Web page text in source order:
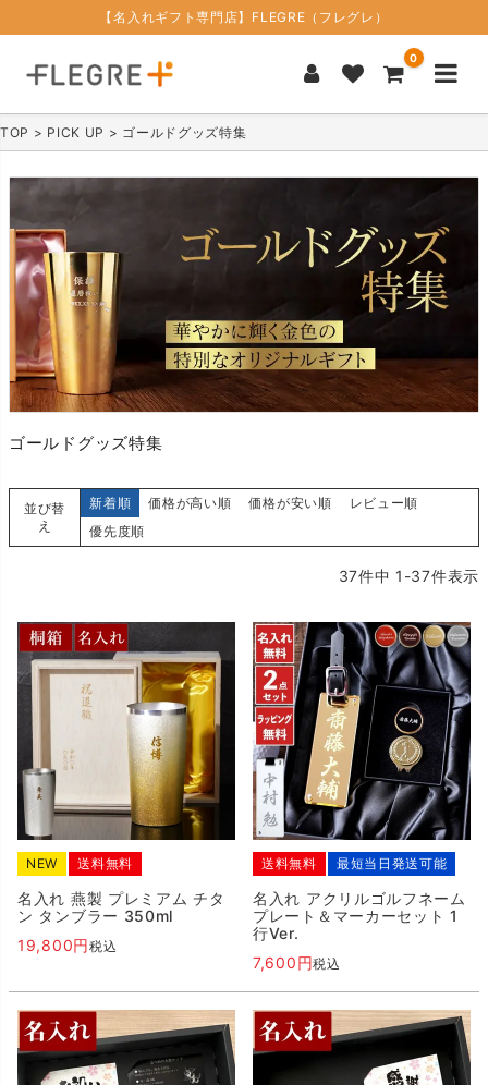
【名入れギフト専門店】FLEGRE（フレグレ）
0
TOP PICK UP ゴールドグッズ特集
ゴールドグッズ特集
並び替
え
新着順 価格が高い順 価格が安い順
レビュー順
優先度順
37件中 1 -37件表示
NEW 送料無料
名入れ 燕製 プレミアム チタ
ン タンブラー 350ml
19,800
税込
送料無料 最短当日発送可能
名入れ アクリルゴルフネーム
プレート＆マーカーセット 1
行Ver.
7,600
税込